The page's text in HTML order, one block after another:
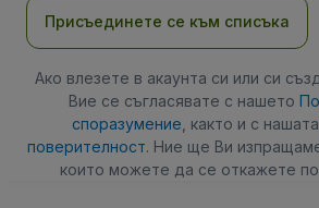
Присъединете се към списъка
Ако влезете в акаунта си или си
Вие се съгласявате с нашето
споразумение , както и с нашата
поверителност. Ние ще Ви
които можете да се откажете